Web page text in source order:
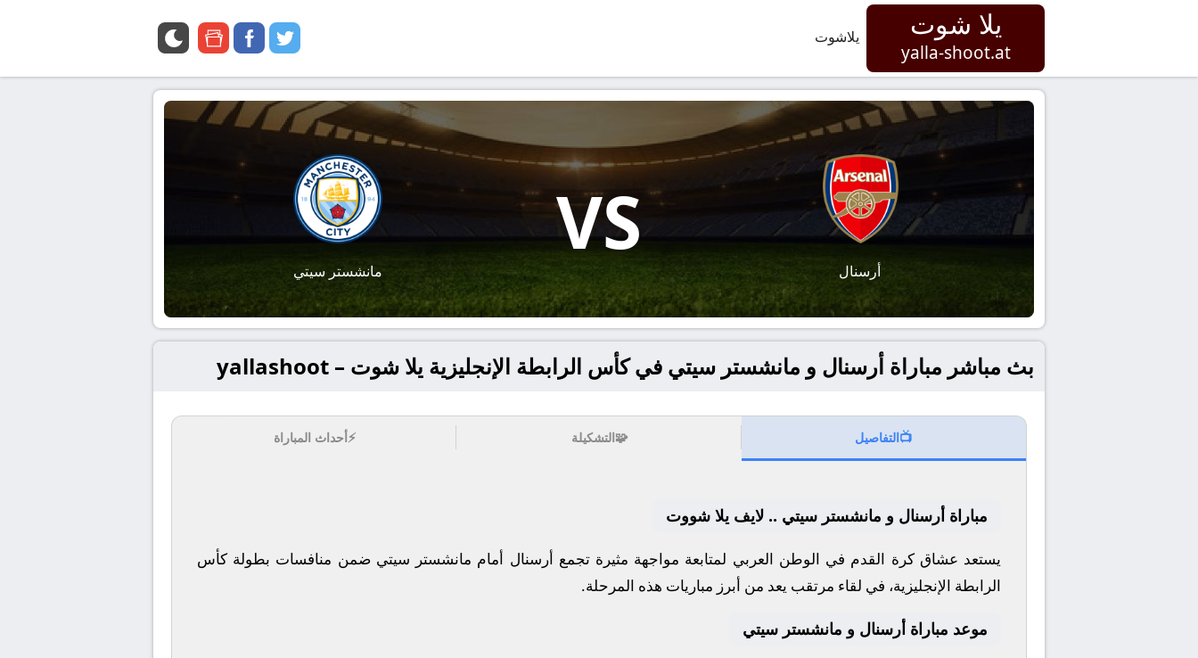
يلا شوت
yalla-shoot.at
يلاشوت twitter
facebook
google
أرسنال
VS
مانشستر سيتي
بث مباشر مباراة أرسنال و مانشستر سيتي في كأس الرابطة الإنجليزية يلا شوت – yallashoot
📺التفاصيل 🧩التشكيلة ⚡أحداث المباراة
مباراة أرسنال و مانشستر سيتي .. لايف يلا شووت
يستعد عشاق كرة القدم في الوطن العربي لمتابعة مواجهة مثيرة تجمع أرسنال أمام مانشستر سيتي ضمن منافسات بطولة كأس
الرابطة الإنجليزية، في لقاء مرتقب يعد من أبرز مباريات هذه المرحلة.
موعد مباراة أرسنال و مانشستر سيتي